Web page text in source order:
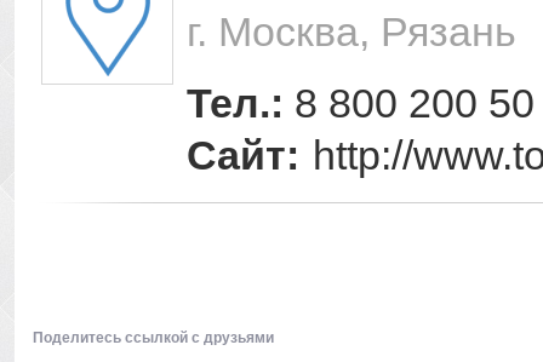
г. Москва, Рязань
Тел.: 8 800 200
Сайт: http://
Поделитесь ссылкой с друзьями